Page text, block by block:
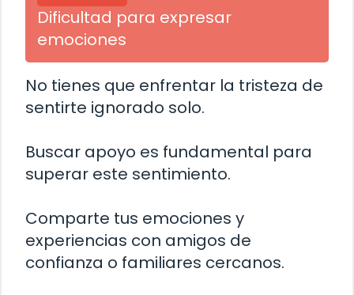
Dificultad para expresar
emociones
No tienes que enfrentar la tristeza de
sentirte ignorado solo.
Buscar apoyo es fundamental para
superar este sentimiento.
Comparte tus emociones y
experiencias con amigos de
confianza o familiares cercanos.